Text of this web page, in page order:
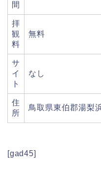
間
拝
観
料
無料
サ
イ
ト
なし
住
所
鳥取県東伯郡湯梨
[gad45]